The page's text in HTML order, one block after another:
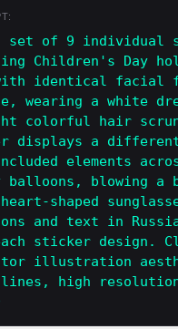
set of 9 individual
Children's Day
identical facial
wearing a white
colorful hair
displays a different
elements
blowing a
shaped
and text in
sticker design.
illustration
high